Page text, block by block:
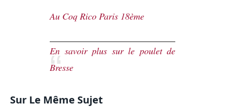
Au Coq Rico Paris 18ème
En savoir plus sur le poulet de
Bresse
Sur Le Même Sujet